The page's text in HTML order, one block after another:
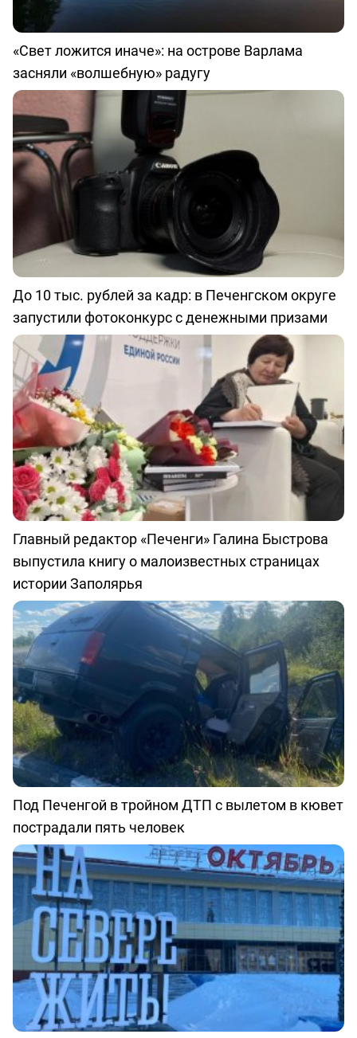
«Свет ложится иначе»: на острове Варлама
засняли «волшебную» радугу
До 10 тыс. рублей за кадр: в Печенгском округе
запустили фотоконкурс с денежными призами
Главный редактор «Печенги» Галина Быстрова
выпустила книгу о малоизвестных страницах
истории Заполярья
Под Печенгой в тройном ДТП с вылетом в кювет
пострадали пять человек